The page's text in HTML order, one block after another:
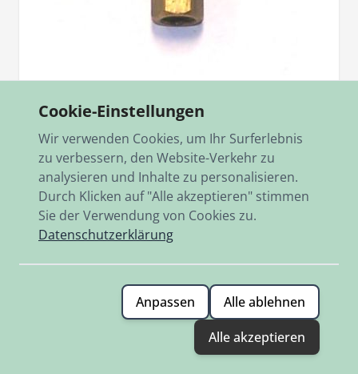
Nadeldüse (Düsenstock) Fischer 19
19,90 €
Auf Lager
Hinzufügen
Cookie-Einstellungen
Wir verwenden Cookies, um Ihr Surferlebnis
zu verbessern, den Website-Verkehr zu
analysieren und Inhalte zu personalisieren.
Durch Klicken auf "Alle akzeptieren" stimmen
Sie der Verwendung von Cookies zu.
Datenschutzerklärung
Anpassen
Alle ablehnen
Alle akzeptieren